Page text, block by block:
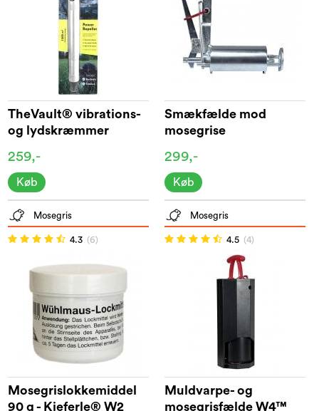
TheVault® vibrations-
og lydskræmmer
259,-
Køb
Smækfælde mod
mosegrise
299,-
Køb
Mosegris
4.3 (6)
Mosegrislokkemiddel
90 g - Kieferle® W2
Mosegris
4.5 (4)
Muldvarpe- og
mosegrisfælde W4™